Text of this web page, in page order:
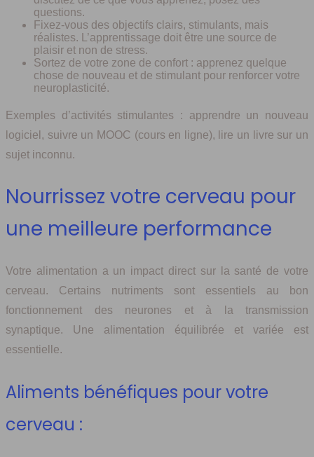
questions.
Fixez-vous des objectifs clairs, stimulants, mais
réalistes. L’apprentissage doit être une source de
plaisir et non de stress.
Sortez de votre zone de confort : apprenez quelque
chose de nouveau et de stimulant pour renforcer votre
neuroplasticité.
Exemples d’activités stimulantes : apprendre un nouveau
logiciel, suivre un MOOC (cours en ligne), lire un livre sur un
sujet inconnu.
Nourrissez votre cerveau pour
une meilleure performance
Votre alimentation a un impact direct sur la santé de votre
cerveau. Certains nutriments sont essentiels au bon
fonctionnement des neurones et à la transmission
synaptique. Une alimentation équilibrée et variée est
essentielle.
Aliments bénéfiques pour votre
cerveau :